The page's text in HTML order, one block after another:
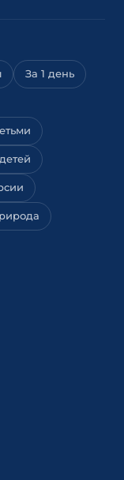
За 1 день